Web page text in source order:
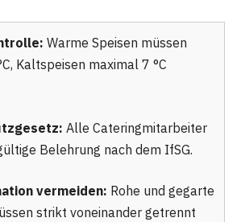
Warme Speisen müssen
Kaltspeisen maximal 7 °C
Alle Cateringmitarbeiter
Belehrung nach dem IfSG.
vermeiden: Rohe und gegarte
strikt voneinander getrennt